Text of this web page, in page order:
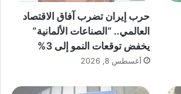
حرب إيران تضرب آفاق الاقتصاد
العالمي.. “الصناعات الألمانية”
يخفض توقعات النمو إلى 3%
أغسطس 8, 2026